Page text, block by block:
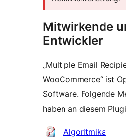
Mitwirkende
Entwickler
„Multiple Email
WooCommerce“ ist
Software. Folgende
haben an diesem
Mitwirkende
Algoritmika